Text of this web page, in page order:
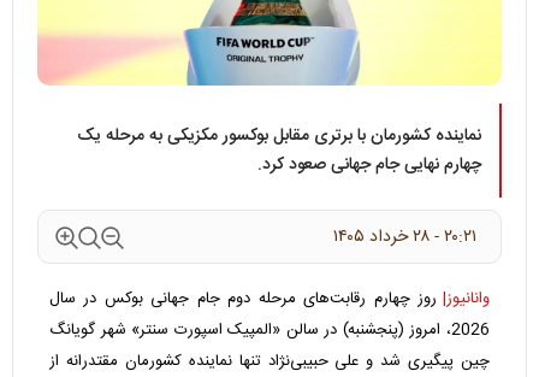
نماینده کشورمان با برتری مقابل بوکسور مکزیکی به مرحله یک
چهارم نهایی جام جهانی صعود کرد.
۲۰:۲۱ - ۲۸ خرداد ۱۴۰۵
وانانیوز| روز چهارم رقابت‌های مرحله دوم جام جهانی بوکس در سال
2026، امروز (پنجشنبه) در سالن «المپیک اسپورت سنتر» شهر گویانگ
چین پیگیری شد و علی حبیبی‌نژاد تنها نماینده کشورمان مقتدرانه از